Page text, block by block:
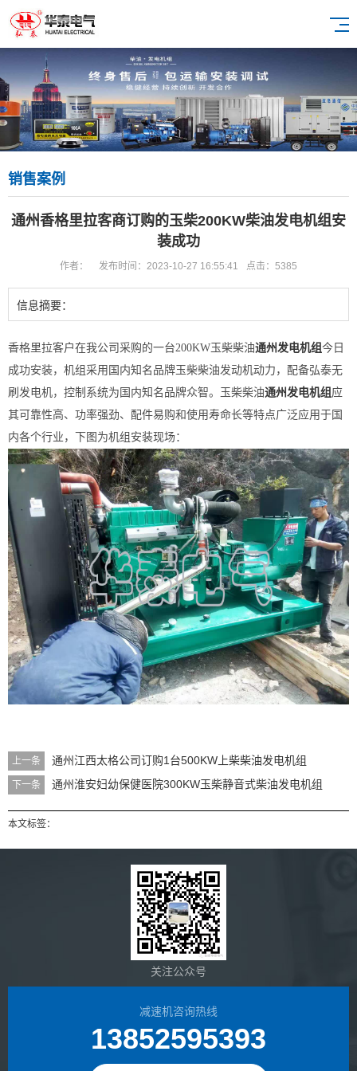
销售案例
通州香格里拉客商订购的玉柴200KW柴油发电机组安
装成功
作者： 发布时间：2023-10-27 16:55:41 点击：5385
信息摘要：
香格里拉客户在我公司采购的一台200KW玉柴柴油通州发电机组今日
成功安装，机组采用国内知名品牌玉柴柴油发动机动力，配备弘泰无
刷发电机，控制系统为国内知名品牌众智。玉柴柴油通州发电机组 应
其可靠性高、功率强劲、配件易购和使用寿命长等特点广泛应用于国
内各个行业，下图为机组安装现场：
上一条 通州江西太格公司订购1台500KW上柴柴油发电机组
下一条 通州淮安妇幼保健医院300KW玉柴静音式柴油发电机组
本文标签：
关注公众号
减速机咨询热线
13852595393